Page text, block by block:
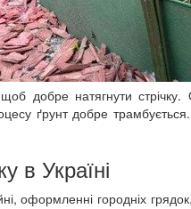
добре натягнути стрічку.
ґрунт добре
в Україні
оформленні городніх